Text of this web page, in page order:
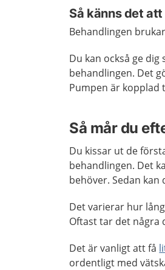
Så känns det
Behandlingen
Du kan också ge
behandlingen. Det
Pumpen är kopplad
Så mår du
Du kissar ut de
behandlingen. Det
behöver. Sedan kan
Det varierar hur
Oftast tar det några
Det är vanligt att få
ordentligt med